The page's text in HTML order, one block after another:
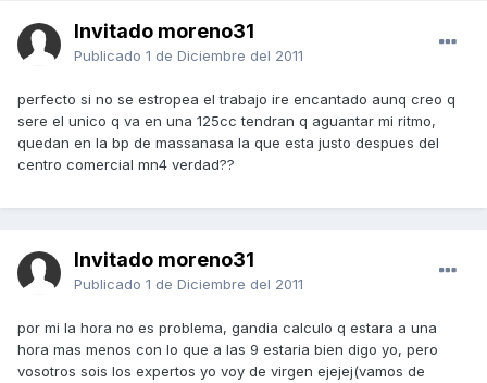
Invitado moreno31
Publicado 1 de Diciembre del 2011
perfecto si no se estropea el trabajo ire encantado aunq creo q
sere el unico q va en una 125cc tendran q aguantar mi ritmo,
quedan en la bp de massanasa la que esta justo despues del
centro comercial mn4 verdad??
Invitado moreno31
Publicado 1 de Diciembre del 2011
por mi la hora no es problema, gandia calculo q estara a una
hora mas menos con lo que a las 9 estaria bien digo yo, pero
vosotros sois los expertos yo voy de virgen ejejej(vamos de